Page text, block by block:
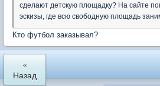
сделают детскую площадку? На сайте
эскизы, где всю свободную площадь
Кто футбол заказывал?
«
Назад